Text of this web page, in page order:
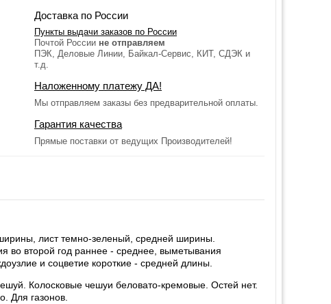
Доставка по России
Пункты выдачи заказов по России
Почтой России не отправляем
ПЭК, Деловые Линии, Байкал-Сервис, КИТ, СДЭК и
т.д.
Наложенному платежу ДА!
Мы отправляем заказы без предварительной оплаты.
Гарантия качества
Прямые поставки от ведущих Производителей!
лист темно-зеленый, средней ширины.
во второй год раннее - среднее, выметывания
и соцветие короткие - средней длины.
Колосковые чешуи беловато-кремовые. Остей нет.
Для газонов.